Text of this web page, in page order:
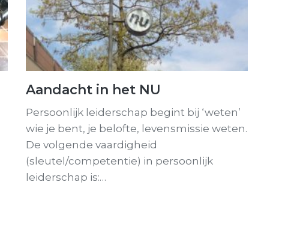
Aandacht in het NU
Persoonlijk leiderschap begint bij ‘weten’
wie je bent, je belofte, levensmissie weten.
De volgende vaardigheid
(sleutel/competentie) in persoonlijk
leiderschap is:…